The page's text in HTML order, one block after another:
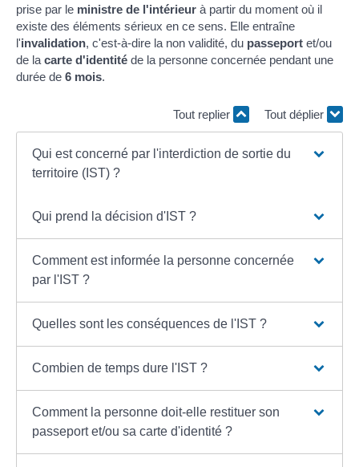
prise par le ministre de l'intérieur à partir du moment où il
existe des éléments sérieux en ce sens. Elle entraîne
l'invalidation, c'est-à-dire la non validité, du passeport et/ou
de la carte d'identité de la personne concernée pendant une
durée de 6 mois.
Tout replier Tout déplier
Qui est concerné par l'interdiction de sortie du
territoire (IST) ?
Qui prend la décision d'IST ?
Comment est informée la personne concernée
par l'IST ?
Quelles sont les conséquences de l'IST ?
Combien de temps dure l'IST ?
Comment la personne doit-elle restituer son
passeport et/ou sa carte d'identité ?